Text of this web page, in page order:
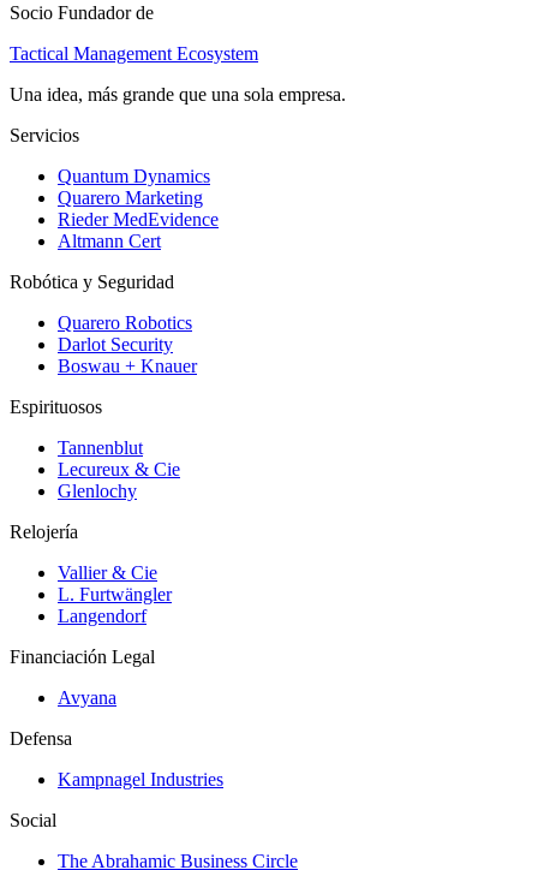
Socio Fundador de
Tactical Management Ecosystem
Una idea, más grande que una sola empresa.
Servicios
Quantum Dynamics
Quarero Marketing
Rieder MedEvidence
Altmann Cert
Robótica y Seguridad
Quarero Robotics
Darlot Security
Boswau + Knauer
Espirituosos
Tannenblut
Lecureux & Cie
Glenlochy
Relojería
Vallier & Cie
L. Furtwängler
Langendorf
Financiación Legal
Avyana
Defensa
Kampnagel Industries
Social
The Abrahamic Business Circle